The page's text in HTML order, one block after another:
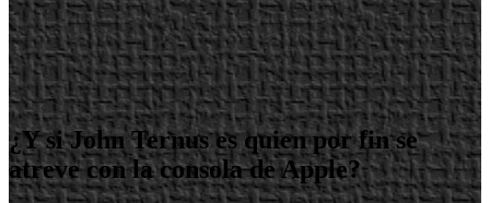
¿Y si John Ternus es quien por fin se
atreve con la consola de Apple?